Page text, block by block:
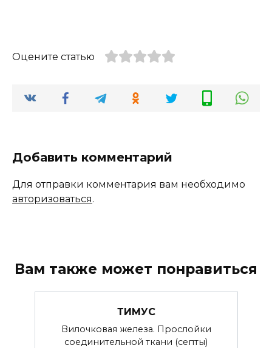
Оцените статью
Добавить комментарий
Для отправки комментария вам необходимо
авторизоваться.
Вам также может понравиться
ТИМУС
Вилочковая железа. Прослойки
соединительной ткани (септы)